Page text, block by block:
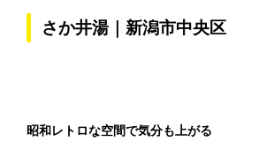
さか井湯｜新潟市中央区
昭和レトロな空間で気分も上がる